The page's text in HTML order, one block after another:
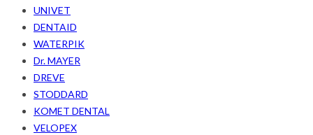
UNIVET
DENTAID
WATERPIK
Dr. MAYER
DREVE
STODDARD
KOMET DENTAL
VELOPEX